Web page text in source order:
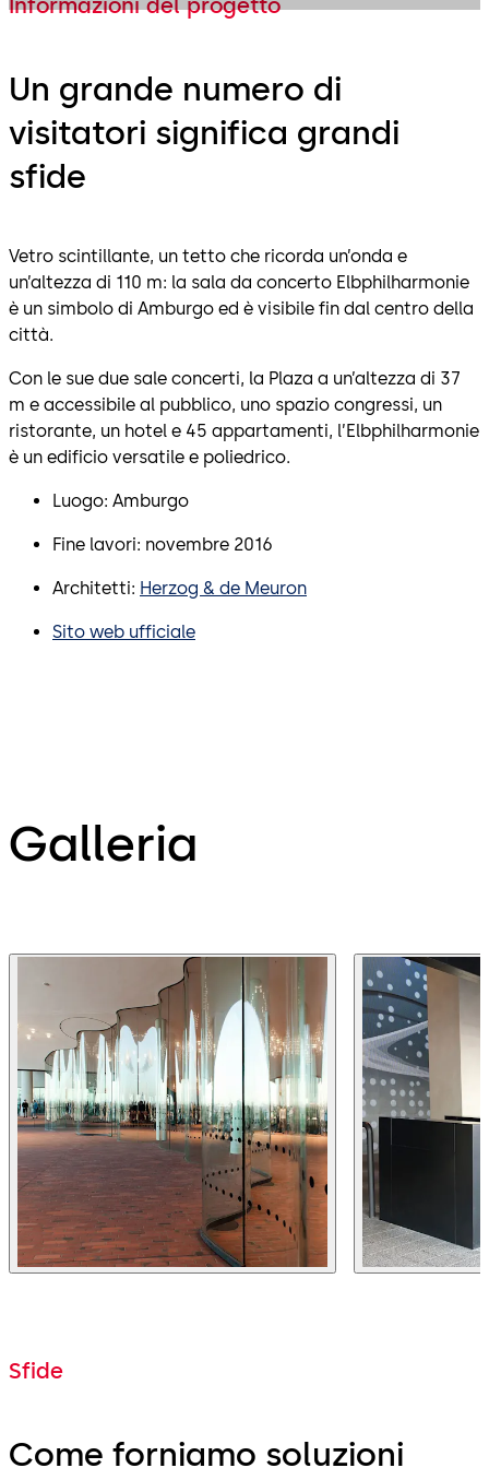
Informazioni del progetto
Un grande numero di
visitatori significa grandi
sfide
Vetro scintillante, un tetto che ricorda un’onda e
un’altezza di 110 m: la sala da concerto Elbphilharmonie
è un simbolo di Amburgo ed è visibile fin dal centro della
città.
Con le sue due sale concerti, la Plaza a un’altezza di 37
m e accessibile al pubblico, uno spazio congressi, un
ristorante, un hotel e 45 appartamenti, l’Elbphilharmonie
è un edificio versatile e poliedrico.
Luogo: Amburgo
Fine lavori: novembre 2016
Architetti: Herzog & de Meuron
Sito web ufficiale
Galleria
Sfide
Come forniamo soluzioni